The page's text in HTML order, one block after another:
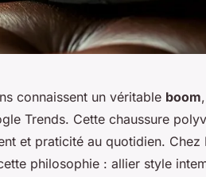
connaissent un véritable boom
Trends. Cette chaussure
et praticité au quotidien.
philosophie : allier style